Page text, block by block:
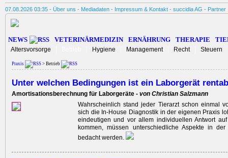
07.08.2026 03:35 - Über uns - Mediadaten - Impressum & Kontakt - succidia AG - Partner
NEWS VETERINÄRMEDIZIN ERNÄHRUNG THERAPIE
Altersvorsorge Hygiene Management Recht Steuern
Praxis > Betrieb
Unter welchen Bedingungen ist ein Laborgerät
Amortisationsberechnung für Laborgeräte - von Christian Salzmann
Wahrscheinlich stand jeder Tierarzt schon einmal
sich die In-House Diagnostik in der eigenen Praxis
eindeutigen und vor allem individuellen Antwort
kommen, müssen unterschiedliche Aspekte in
bedacht werden.